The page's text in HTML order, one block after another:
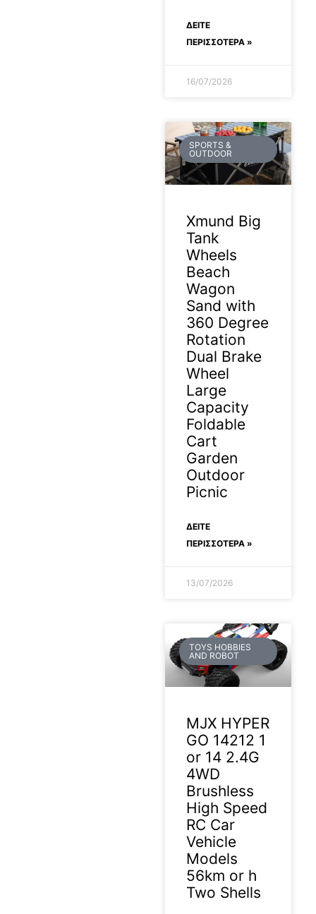
ΔΕΊΤΕ
ΠΕΡΙΣΣΟΤΕΡΑ »
16/07/2026
SPORTS &
OUTDOOR
Xmund Big
Tank
Wheels
Beach
Wagon
Sand with
360 Degree
Rotation
Dual Brake
Wheel
Large
Capacity
Foldable
Cart
Garden
Outdoor
Picnic
ΔΕΊΤΕ
ΠΕΡΙΣΣΟΤΕΡΑ »
13/07/2026
TOYS HOBBIES
AND ROBOT
MJX HYPER
GO 14212 1
or 14 2.4G
4WD
Brushless
High Speed
RC Car
Vehicle
Models
56km or h
Two Shells